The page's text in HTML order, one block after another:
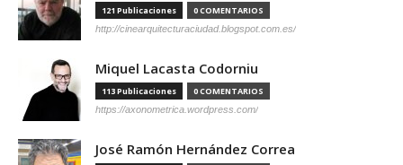
121 Publicaciones 0 COMENTARIOS
http://cinearquitecturaciudad.blogspot.com.es/
Miquel Lacasta Codorniu
113 Publicaciones 0 COMENTARIOS
https://axonometrica.wordpress.com/
José Ramón Hernández Correa